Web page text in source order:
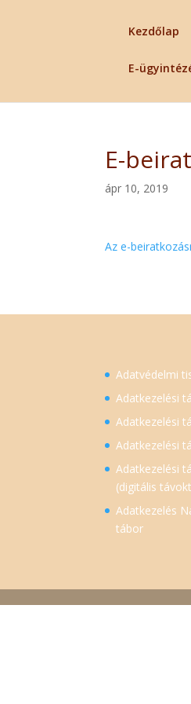
Kezdőlap
E-
E-
ápr 10, 2019
Az e-
Adatvédelmi
Adatkezelési
Adatkezelési
Adatkezelési
Adatkezelési
(digitális
Adatkezelés
tábor